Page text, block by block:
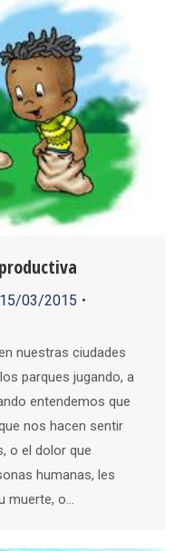
15/03/2015
nuestras ciudades
parques jugando, a
entendemos que
nos hacen sentir
o el dolor que
humanas, les
muerte, o…